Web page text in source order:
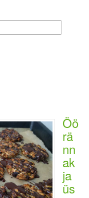
Öö
rä
nn
ak
ja
üs